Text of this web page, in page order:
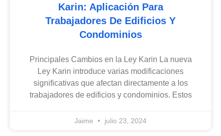
Karin: Aplicación Para
Trabajadores De Edificios Y
Condominios
Principales Cambios en la Ley Karin La nueva
Ley Karin introduce varias modificaciones
significativas que afectan directamente a los
trabajadores de edificios y condominios. Estos
Jaime julio 23, 2024